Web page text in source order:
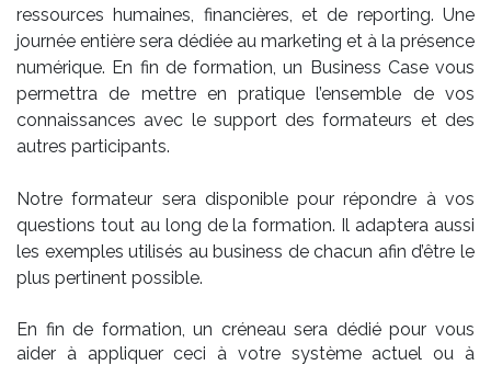
ressources humaines, financières, et de reporting. Une
journée entière sera dédiée au marketing et à la présence
numérique. En fin de formation, un Business Case vous
permettra de mettre en pratique l’ensemble de vos
connaissances avec le support des formateurs et des
autres participants.
Notre formateur sera disponible pour répondre à vos
questions tout au long de la formation. Il adaptera aussi
les exemples utilisés au business de chacun afin d’être le
plus pertinent possible.
En fin de formation, un créneau sera dédié pour vous
aider à appliquer ceci à votre système actuel ou à